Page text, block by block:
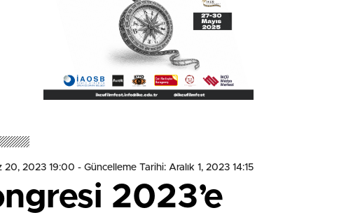
20, 2023 19:00 - Güncelleme Tarihi: Aralık 1, 2023 14:15
2023’e